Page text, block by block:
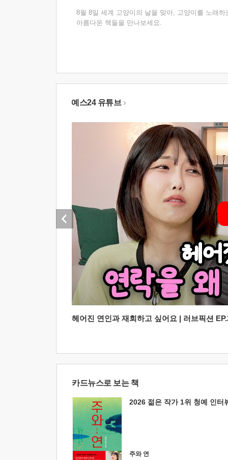
8월 8일 세계 고양이의 날을 맞아, 고양이를 노래하
아름다운 책들을 만나보세요.
예스24 유튜브
헤어진 연인과 재회하고 싶어요 | 러브픽션
카드뉴스로 보는 책
2026 젊은 작가 1위 청예 인터
주와 연